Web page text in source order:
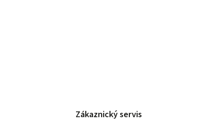
Zákaznický servis